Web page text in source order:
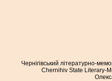
Чернігівський літературно-
Chernihiv State Literary-